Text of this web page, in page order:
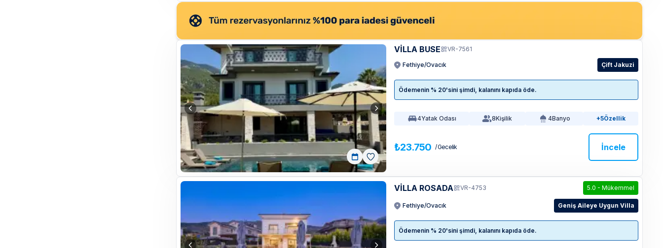
VİLLA BUSE VR-7561
Fethiye/Ovacık Çift Jakuzi
Ödemenin % 20'sini şimdi, kalanını kapıda öde.
4Yatak Odası 8Kişilik 4Banyo +5Özellik
₺23.750 / Gecelik İncele
VİLLA ROSADA VR-4753 5.0 - Mükemmel
Fethiye/Ovacık Geniş Aileye Uygun Villa
Ödemenin % 20'sini şimdi, kalanını kapıda öde.